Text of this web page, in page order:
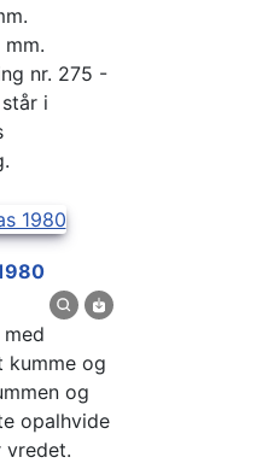
nr. 275 -
i
kumme og
og
opalhvide
vredet.